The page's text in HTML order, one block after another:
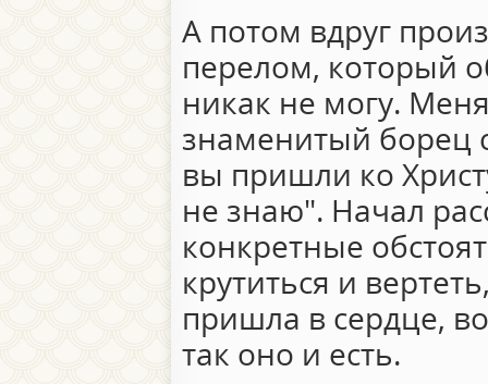
А потом вдруг
перелом, который
никак не могу.
знаменитый борец
вы пришли ко
не знаю". Начал
конкретные
крутиться и
пришла в сердце,
так оно и есть.